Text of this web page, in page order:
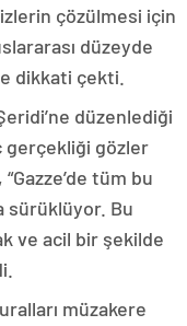
çözülmesi için
düzeyde
dikkati çekti.
düzenlediği
gerçekliği gözler
tüm bu
sürüklüyor. Bu
ve acil bir şekilde
müzakere